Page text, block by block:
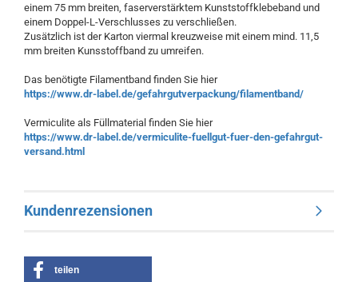
einem 75 mm breiten, faserverstärktem Kunststoffklebeband und
einem Doppel-L-Verschlusses zu verschließen.
Zusätzlich ist der Karton viermal kreuzweise mit einem mind. 11,5
mm breiten Kunsstoffband zu umreifen.
Das benötigte Filamentband finden Sie hier
https://www.dr-label.de/gefahrgutverpackung/filamentband/
Vermiculite als Füllmaterial finden Sie hier
https://www.dr-label.de/vermiculite-fuellgut-fuer-den-gefahrgut-
versand.html
Kundenrezensionen
teilen